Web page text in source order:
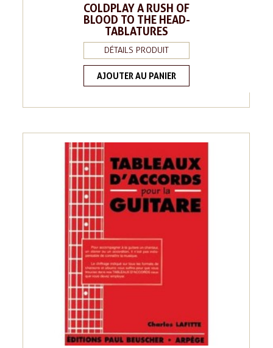
COLDPLAY A RUSH OF
BLOOD TO THE HEAD-
TABLATURES
DÉTAILS PRODUIT
AJOUTER AU PANIER